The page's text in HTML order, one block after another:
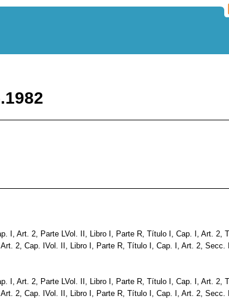
I, Art. 2, Parte LVol. II, Libro I, Parte R, Título I, Cap. I, Art. 2,
2, Cap. IVol. II, Libro I, Parte R, Título I, Cap. I, Art. 2, Secc.
I, Art. 2, Parte LVol. II, Libro I, Parte R, Título I, Cap. I, Art. 2,
2, Cap. IVol. II, Libro I, Parte R, Título I, Cap. I, Art. 2, Secc.